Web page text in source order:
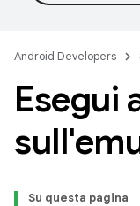
Android Developers
Esegui
Su questa pagina